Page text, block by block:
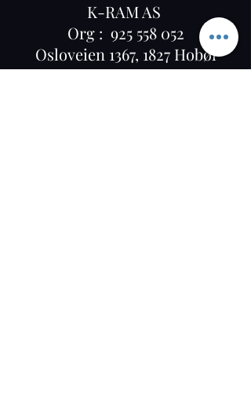
K-RAM AS
Org : 925 558 052
Osloveien 1367, 1827 Hobøl